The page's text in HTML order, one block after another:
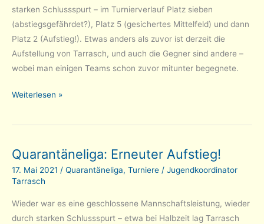
starken Schlussspurt – im Turnierverlauf Platz sieben
(abstiegsgefährdet?), Platz 5 (gesichertes Mittelfeld) und dann
Platz 2 (Aufstieg!). Etwas anders als zuvor ist derzeit die
Aufstellung von Tarrasch, und auch die Gegner sind andere –
wobei man einigen Teams schon zuvor mitunter begegnete.
Quarantäneliga:
wieder
6
Weiterlesen »
Quarantäneliga: Erneuter Aufstieg!
17. Mai 2021 / Quarantäneliga, Turniere / Jugendkoordinator
Tarrasch
Wieder war es eine geschlossene Mannschaftsleistung, wieder
durch starken Schlussspurt – etwa bei Halbzeit lag Tarrasch